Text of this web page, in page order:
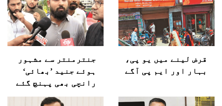
قرض لینے میں یو پی،
بہار اور ایم پی آگے
جنترمنتر سے مشہور
ہوئے جنید ’بھائی‘
رانچی بھی پہنچ گئے